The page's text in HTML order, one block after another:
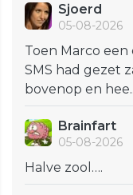
Sjoerd
05-08-2026
Toen Marco
SMS had gezet
bovenop en
Brainfart
05-08-2026
Halve zool….